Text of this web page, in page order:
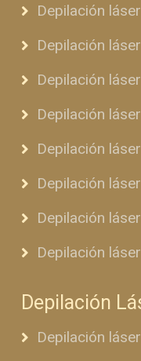
Depilación
Depilación
Depilación
Depilación
Depilación
Depilación
Depilación
Depilación
Depilación
Depilación